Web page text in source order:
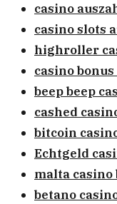
casino
casino slots
highroller
casino
beep beep
cashed
bitcoin
Echtgeld
malta casino
betano